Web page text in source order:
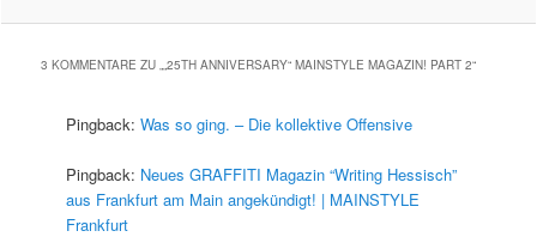
3 KOMMENTARE ZU „ „25TH ANNIVERSARY“ MAINSTYLE MAGAZIN! PART 2“
Pingback:Was so ging. – Die kollektive Offensive
Pingback: Neues GRAFFITI Magazin “Writing Hessisch”
aus Frankfurt am Main angekündigt! | MAINSTYLE
Frankfurt